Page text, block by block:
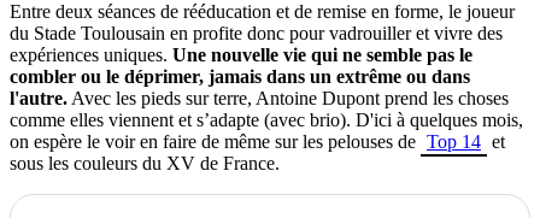
Entre deux séances de rééducation et de remise en forme, le joueur
du Stade Toulousain en profite donc pour vadrouiller et vivre des
expériences uniques. Une nouvelle vie qui ne semble pas le
combler ou le déprimer, jamais dans un extrême ou dans
l'autre. Avec les pieds sur terre, Antoine Dupont prend les choses
comme elles viennent et s’adapte (avec brio). D'ici à quelques mois,
on espère le voir en faire de même sur les pelouses de Top 14 et
sous les couleurs du XV de France.